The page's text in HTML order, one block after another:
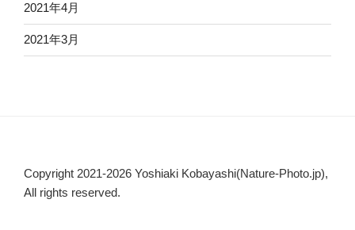
2021年4月
2021年3月
Copyright 2021-2026 Yoshiaki Kobayashi(Nature-Photo.jp),
All rights reserved.